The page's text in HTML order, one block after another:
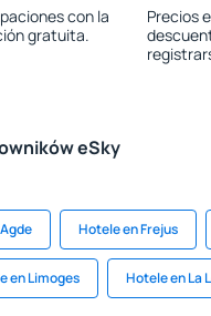
con la
gratuita.
Precios
eSky
Hotele en Frejus
en Limoges Hotele en La